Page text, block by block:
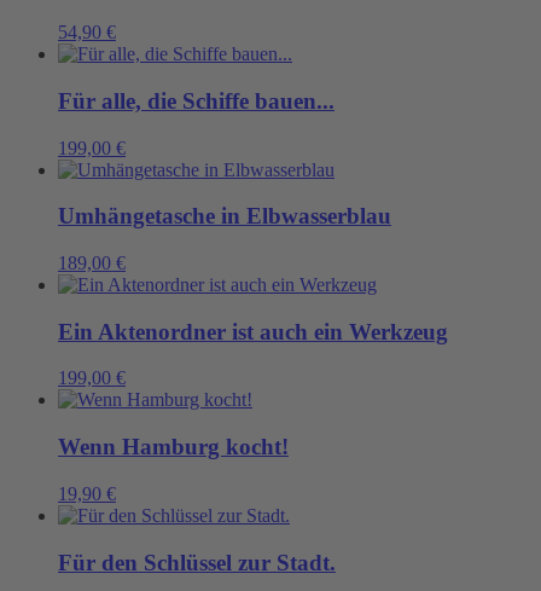
54,90 €
Für alle, die Schiffe bauen...
199,00 €
Umhängetasche in Elbwasserblau
189,00 €
Ein Aktenordner ist auch ein Werkzeug
199,00 €
Wenn Hamburg kocht!
19,90 €
Für den Schlüssel zur Stadt.